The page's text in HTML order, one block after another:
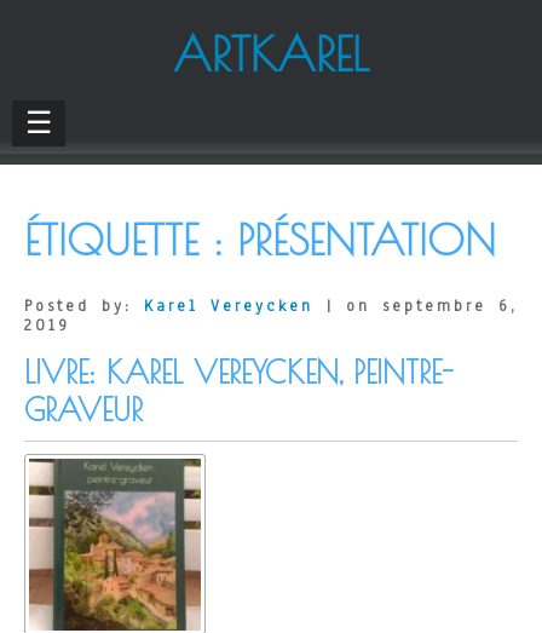
ARTKAREL
☰
ÉTIQUETTE : PRÉSENTATION
Posted by: Karel Vereycken
| on septembre 6,
2019
LIVRE: KAREL VEREYCKEN, PEINTRE-
GRAVEUR